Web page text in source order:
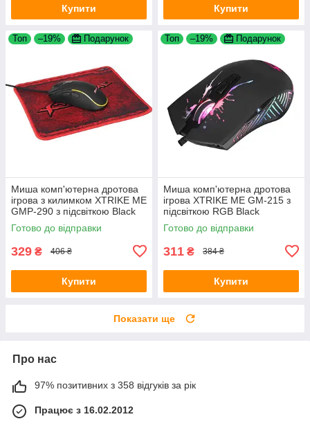
Купити Купити
Топ –19% Подарунок
Миша комп'ютерна дротова
ігрова з килимком XTRIKE ME
GMP-290 з підсвіткою Black
Готово до відправки
329 ₴ 406 ₴
Купити
Топ –19% Подарунок
Миша комп'ютерна дротова
ігрова XTRIKE ME GM-215 з
підсвіткою RGB Black
Готово до відправки
311 ₴ 384 ₴
Купити
Показати ще
Про нас
97% позитивних з 358 відгуків за рік
Працює з 16.02.2012